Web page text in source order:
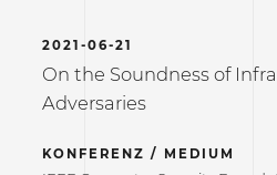
2021-06-21
On the Soundness of
Adversaries
KONFERENZ / MEDIUM